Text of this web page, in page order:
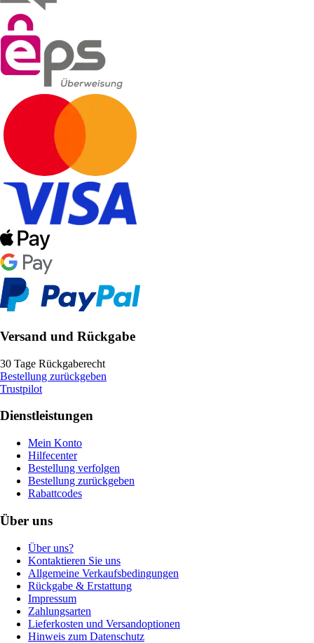
Versand und Rückgabe
30 Tage Rückgaberecht
Bestellung zurückgeben
Trustpilot
Dienstleistungen
Mein Konto
Hilfecenter
Bestellung verfolgen
Bestellung zurückgeben
Rabattcodes
Über uns
Über uns?
Kontaktieren Sie uns
Allgemeine Verkaufsbedingungen
Rückgabe & Erstattung
Impressum
Zahlungsarten
Lieferkosten und Versandoptionen
Hinweis zum Datenschutz